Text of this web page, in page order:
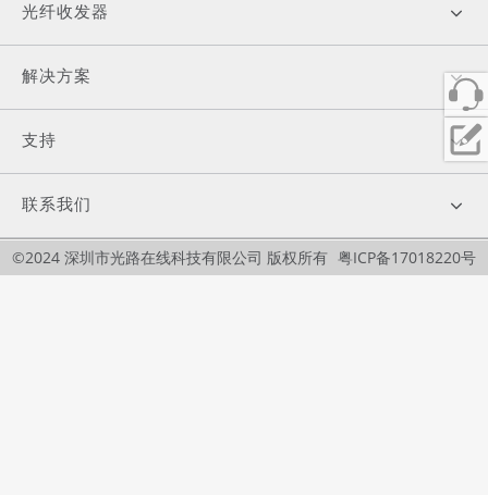
光纤收发器
解决方案
支持
联系我们
©2024 深圳市光路在线科技有限公司 版权所有 粤ICP备17018220号